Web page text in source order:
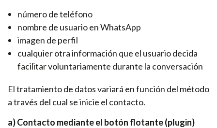
número de teléfono
nombre de usuario en WhatsApp
imagen de perfil
cualquier otra información que el usuario decida
facilitar voluntariamente durante la conversación
El tratamiento de datos variará en función del método
a través del cual se inicie el contacto.
a) Contacto mediante el botón flotante (plugin)